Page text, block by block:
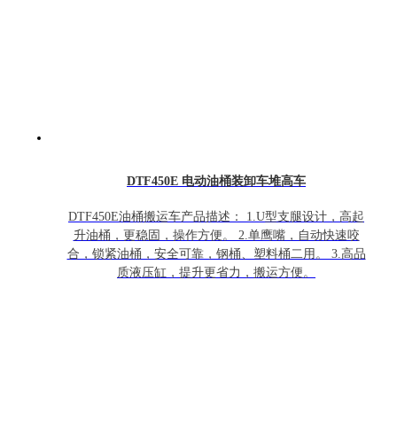
DTF450E 电动油桶装卸车堆高车
DTF450E油桶搬运车产品描述： 1.U型支腿设计，高起
升油桶，更稳固，操作方便。 2.单鹰嘴，自动快速咬
合，锁紧油桶，安全可靠，钢桶、塑料桶二用。 3.高品
质液压缸，提升更省力，搬运方便。